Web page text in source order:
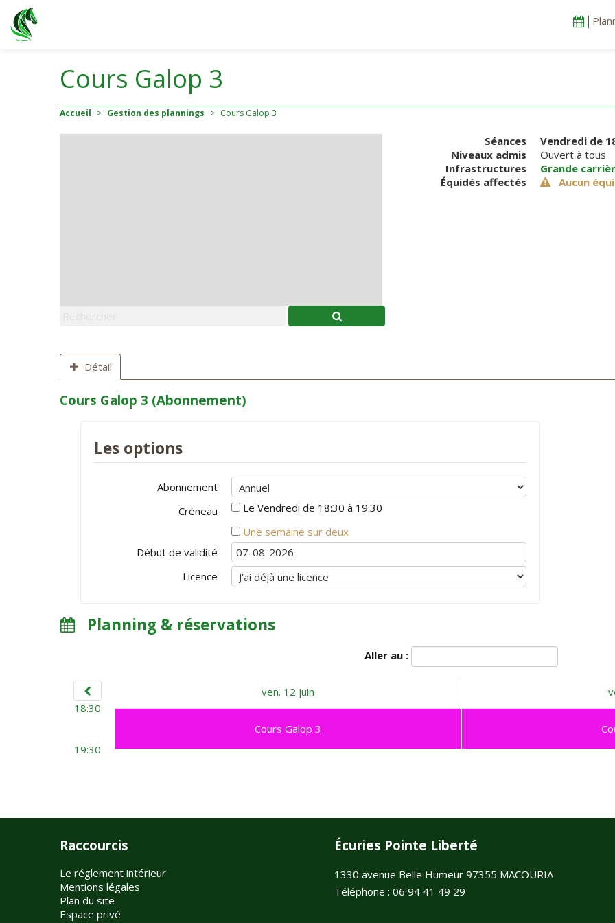
Cours Galop 3
Accueil > Gestion des plannings > Cours Galop 3
Séances Vendredi de
Niveaux admis
Ouvert à tous
Infrastructures
Grande
Équidés affectés
Aucun
Détail
Cours Galop 3 (Abonnement)
Les options
Abonnement
Créneau
Le Vendredi de 18:30 à 19:30
Une semaine sur deux
Début de validité
Licence
Planning & réservations
Aller au :
18:30
19:30
ven. 12 juin
Cours Galop 3
Raccourcis
Le réglement intérieur
Mentions légales
Plan du site
Espace privé
Écuries Pointe Liberté
1330 avenue Belle Humeur 97355 MACOURIA
Téléphone : 06 94 41 49 29